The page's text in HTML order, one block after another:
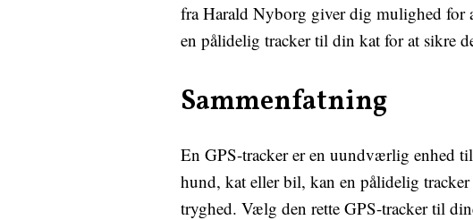
fra Harald Nyborg giver dig mulighed for
en pålidelig tracker til din kat for at sikre
Sammenfatning
En GPS-tracker er en uundværlig enhed
hund, kat eller bil, kan en pålidelig
tryghed. Vælg den rette GPS-tracker til